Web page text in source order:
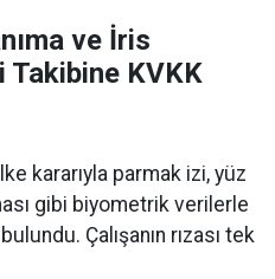
ve İris
Takibine KVKK
kararıyla parmak izi, yüz
gibi biyometrik verilerle
Çalışanın rızası tek